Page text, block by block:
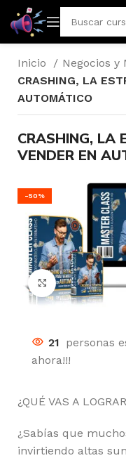
Inicio
Negocios y
CRASHING, LA
AUTOMÁTICO
CRASHING, LA
VENDER EN
-50%
Click to
21 personas
ahora!!!
¿QUÉ VAS A
¿Sabías que
invirtiendo altas